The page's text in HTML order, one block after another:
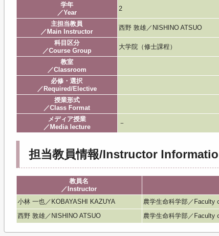
学年
／Year
2
主担当教員
／Main Instructor
西野 敦雄／NISHINO ATSUO
科目区分
／Course Group
大学院（修士課程）
教室
／Classroom
必修・選択
／Required/Elective
授業形式
／Class Format
メディア授業
／Media lecture
－
担当教員情報/Instructor
教員名
／Instructor
小林 一也／KOBAYASHI KAZUYA
農学生命科学部／Faculty
西野 敦雄／NISHINO ATSUO
農学生命科学部／Faculty